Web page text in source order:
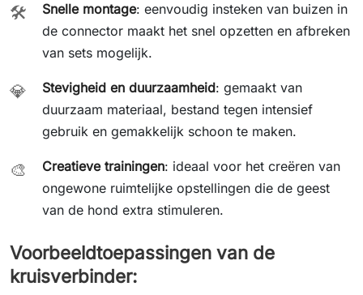
🛠️ Snelle montage: eenvoudig insteken van buizen in
de connector maakt het snel opzetten en afbreken
van sets mogelijk.
💎 Stevigheid en duurzaamheid: gemaakt van
duurzaam materiaal, bestand tegen intensief
gebruik en gemakkelijk schoon te maken.
🎨 Creatieve trainingen: ideaal voor het creëren van
ongewone ruimtelijke opstellingen die de geest
van de hond extra stimuleren.
Voorbeeldtoepassingen van de
kruisverbinder: